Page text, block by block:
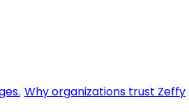
Why organizations trust Zeffy